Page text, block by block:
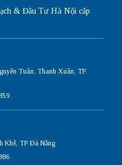
& Đầu Tư Hà Nội cấp
Tuân, Thanh Xuân, TP.
Khê, TP Đà Nẵng